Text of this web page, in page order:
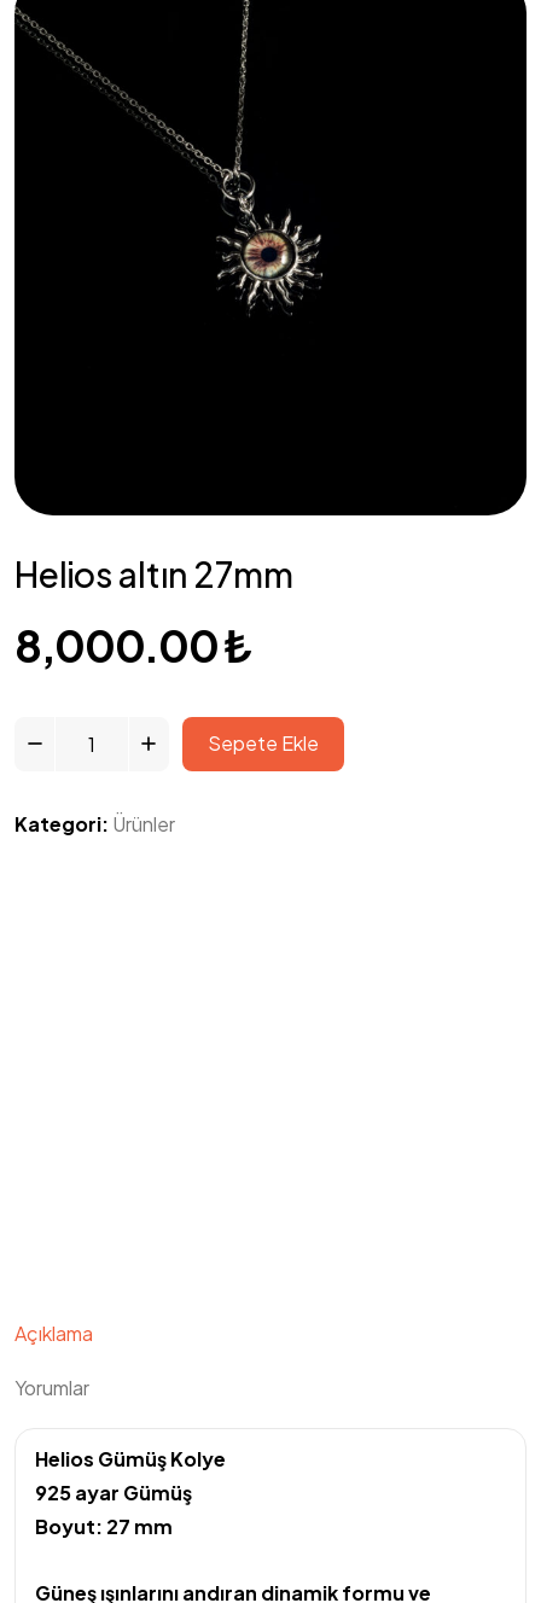
Helios altın 27mm
8,000.00₺
Sepete Ekle
Kategori: Ürünler
Açıklama
Yorumlar
Helios Gümüş Kolye
925 ayar Gümüş
Boyut: 27 mm
Güneş ışınlarını andıran dinamik formu ve